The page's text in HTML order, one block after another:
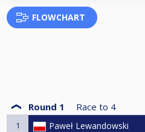
FLOWCHART
Round 1 Race to 4
1 Paweł Lewandowski